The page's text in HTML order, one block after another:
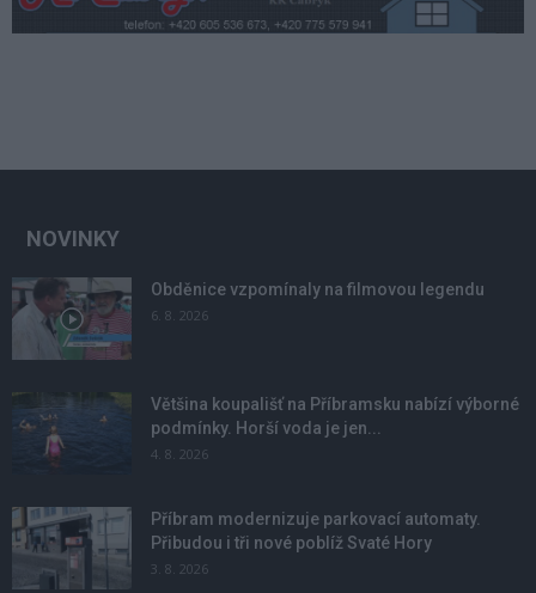
NOVINKY
Obděnice vzpomínaly na filmovou legendu
6. 8. 2026
Většina koupališť na Příbramsku nabízí výborné
podmínky. Horší voda je jen...
4. 8. 2026
Příbram modernizuje parkovací automaty.
Přibudou i tři nové poblíž Svaté Hory
3. 8. 2026